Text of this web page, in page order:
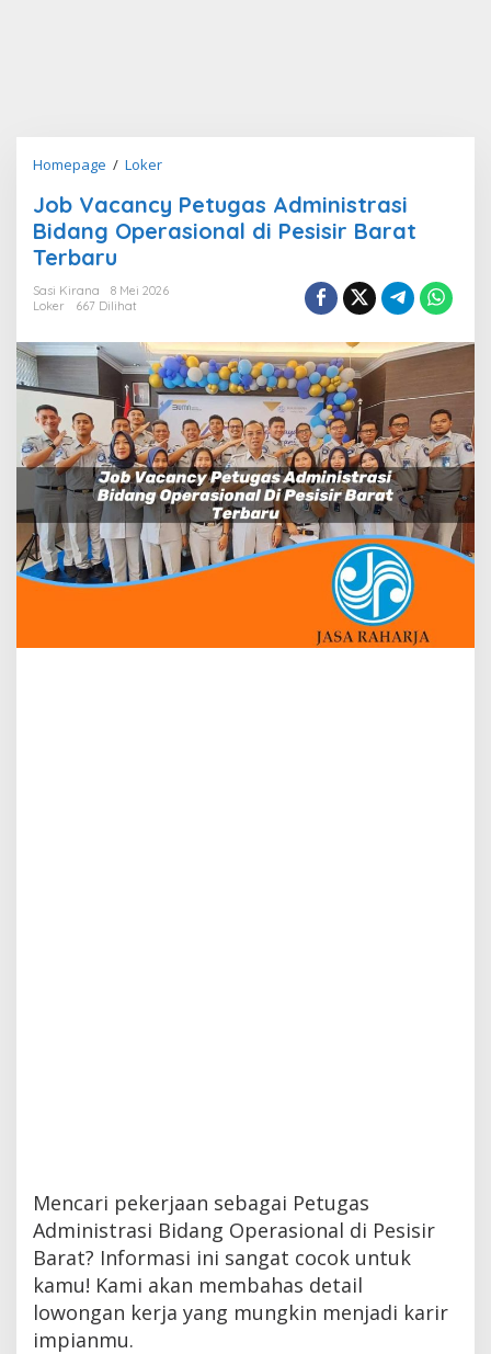
Homepage / LokerJob
Petugas
Administrasi
di
Barat
Terbaru
Job Vacancy Petugas Administrasi
Bidang Operasional di Pesisir Barat
Terbaru
Sasi Kirana
8 Mei 2026
Loker
667 Dilihat
Mencari pekerjaan sebagai Petugas
Administrasi Bidang Operasional di Pesisir
Barat? Informasi ini sangat cocok untuk
kamu! Kami akan membahas detail
lowongan kerja yang mungkin menjadi karir
impianmu.